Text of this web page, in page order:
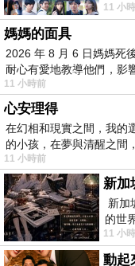
景影
11 小
媽媽的面具
2026 年 8 月 6 日媽媽死
耐心有愛地教導他們，影
11 小時前
心安理得
在幻相和現實之間，我的
的小孩，在夢與清醒之間
11 小時前
新加
新
的世
11 小
動起